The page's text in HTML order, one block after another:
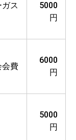
ス
5000
円
会費
6000
円
5000
円